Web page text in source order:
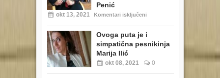
Penić
okt 13, 2021 Komentari isključeni
Ovoga puta je i
simpatična pesnikinja
Marija Ilić
okt 08, 2021 0